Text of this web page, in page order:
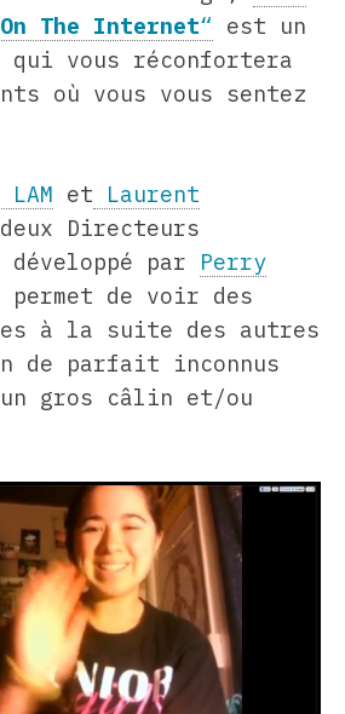
The Internet“ est un
vous réconfortera
où vous vous sentez
et Laurent
Directeurs
par Perry
de voir des
à la suite des autres
de parfait inconnus
gros câlin et/ou